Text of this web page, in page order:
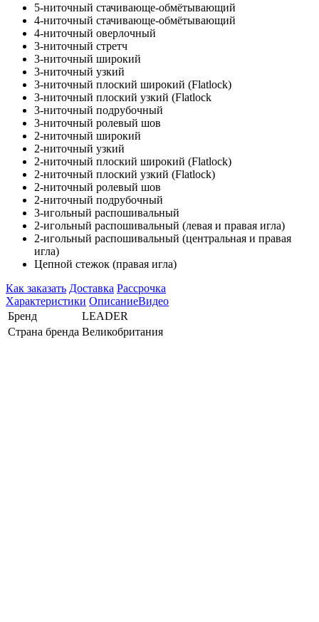
5-ниточный стачивающе-обмётывающий
4-ниточный стачивающе-обмётывающий
4-ниточный оверлочный
3-ниточный стретч
3-ниточный широкий
3-ниточный узкий
3-ниточный плоский широкий (Flatlock)
3-ниточный плоский узкий (Flatlock
3-ниточный подрубочный
3-ниточный ролевый шов
2-ниточный широкий
2-ниточный узкий
2-ниточный плоский широкий (Flatlock)
2-ниточный плоский узкий (Flatlock)
2-ниточный ролевый шов
2-ниточный подрубочный
3-игольный распошивальный
2-игольный распошивальный (левая и правая игла)
2-игольный распошивальный (центральная и правая
игла)
Цепной стежок (правая игла)
Как заказать Доставка Рассрочка
Характеристики ОписаниеВидео
Бренд
LEADER
Страна бренда Великобритания